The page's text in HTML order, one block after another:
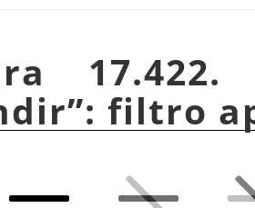
”: filtro